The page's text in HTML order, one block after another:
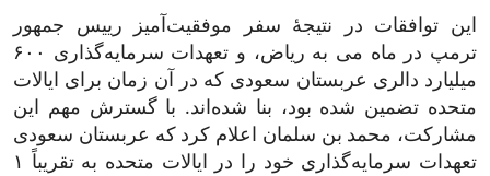
این توافقات در نتیجۀ سفر موفقیت‌آمیز رییس جمهور
ترمپ در ماه می به ریاض، و تعهدات سرمایه‌گذاری ۶۰۰
میلیارد دالری عربستان سعودی که در آن زمان برای ایالات
متحده تضمین شده بود، بنا شده‌اند. با گسترش مهم این
مشارکت، محمد بن سلمان اعلام کرد که عربستان سعودی
تعهدات سرمایه‌گذاری خود را در ایالات متحده به تقریباً ۱